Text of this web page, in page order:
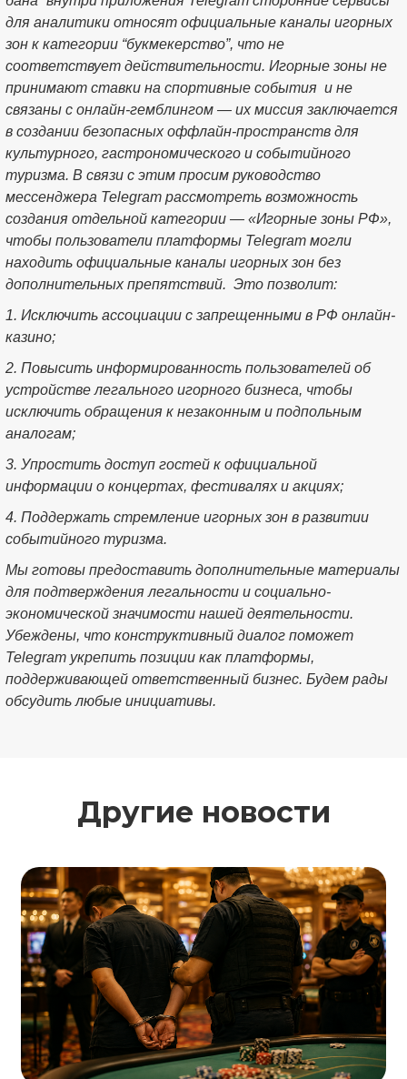
для аналитики относят официальные каналы игорных
зон к категории “букмекерство”, что не
соответствует действительности. Игорные зоны не
принимают ставки на спортивные события и не
связаны с онлайн-гемблингом — их миссия заключается
в создании безопасных оффлайн-пространств для
культурного, гастрономического и событийного
туризма. В связи с этим просим руководство
мессенджера Telegram рассмотреть возможность
создания отдельной категории — «Игорные зоны РФ»,
чтобы пользователи платформы Telegram могли
находить официальные каналы игорных зон без
дополнительных препятствий. Это позволит:
1. Исключить ассоциации с запрещенными в РФ онлайн-
казино;
2. Повысить информированность пользователей об
устройстве легального игорного бизнеса, чтобы
исключить обращения к незаконным и подпольным
аналогам;
3. Упростить доступ гостей к официальной
информации о концертах, фестивалях и акциях;
4. Поддержать стремление игорных зон в развитии
событийного туризма.
Мы готовы предоставить дополнительные материалы
для подтверждения легальности и социально-
экономической значимости нашей деятельности.
Убеждены, что конструктивный диалог поможет
Telegram укрепить позиции как платформы,
поддерживающей ответственный бизнес. Будем рады
обсудить любые инициативы.
Другие новости